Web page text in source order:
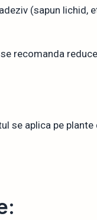
(sapun
recomanda
se aplica pe